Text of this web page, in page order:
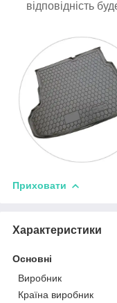
відповідність
Приховати
Характеристики
Основні
Виробник
Країна виробник